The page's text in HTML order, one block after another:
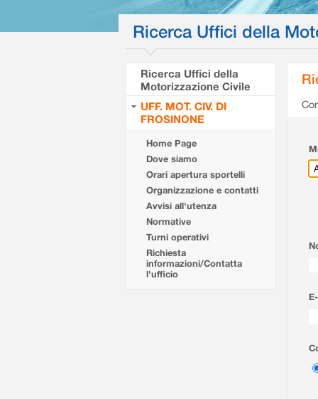
Ricerca Uffici della
Ricerca Uffici della
Motorizzazione Civile
UFF. MOT. CIV. DI
FROSINONE
Home Page
Dove siamo
Orari apertura sportelli
Organizzazione e contatti
Avvisi all'utenza
Normative
Turni operativi
Richiesta
informazioni/Contatta
l'ufficio